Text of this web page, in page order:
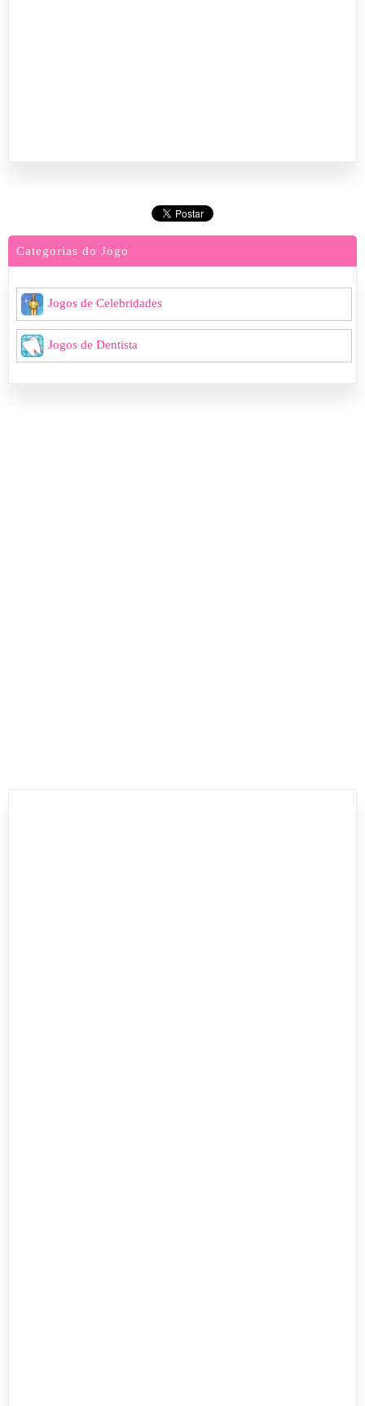
Categorias do Jogo
Jogos de Celebridades
Jogos de Dentista